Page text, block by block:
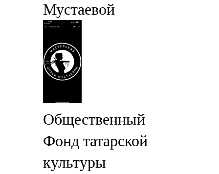
Мустаевой
Общественный
Фонд татарской
культуры